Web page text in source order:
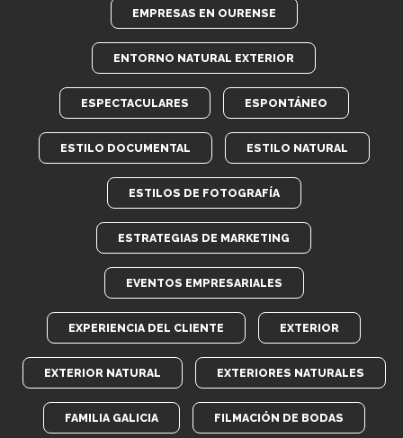
EMPRESAS EN OURENSE
ENTORNO NATURAL EXTERIOR
ESPECTACULARES ESPONTÁNEO
ESTILO DOCUMENTAL ESTILO NATURAL
ESTILOS DE FOTOGRAFÍA
ESTRATEGIAS DE MARKETING
EVENTOS EMPRESARIALES
EXPERIENCIA DEL CLIENTE EXTERIOR
EXTERIOR NATURAL EXTERIORES NATURALES
FAMILIA GALICIA FILMACIÓN DE BODAS